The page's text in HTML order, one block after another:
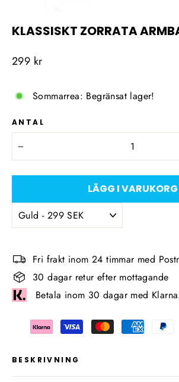
KLASSISKT ZORRATA
Ordinarie
299 kr
Sommarrea: Begränsat lager!
ANTAL
LÄGG I VARUKORG
Fri frakt inom 24 timmar med
30 dagar retur efter mottagande
Betala inom 30 dagar med
BESKRIVNING